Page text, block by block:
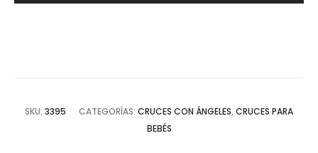
SKU: 3395 CATEGORÍAS: CRUCES CON ÁNGELES, CRUCES PARA
BEBÉS